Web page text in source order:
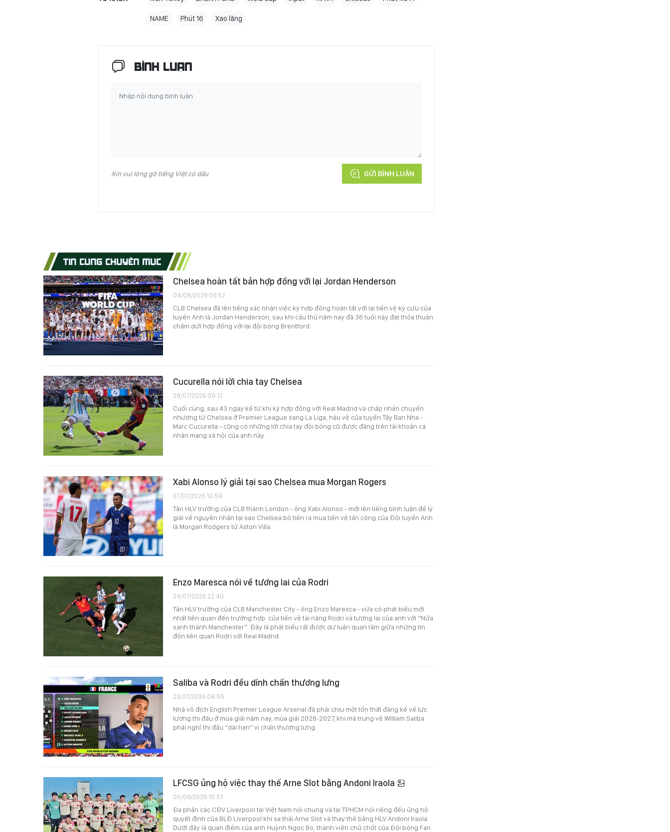
NAME Phút 16 Xao lãng
BÌNH LUẬN
Xin vui lòng gõ tiếng Việt có dấu GỬI BÌNH LUẬN
TIN CÙNG CHUYÊN MỤC
Chelsea hoàn tất bản hợp đồng với lại Jordan Henderson
04/08/2026 06:52
CLB Chelsea đã lên tiếng xác nhận việc ký hợp đồng hoàn tất với lại tiền vệ kỳ cựu của
tuyển Anh là Jordan Henderson, sau khi cầu thủ năm nay đã 36 tuổi này đạt thỏa thuận
chấm dứt hợp đồng với lại đội bóng Brentford.
Cucurella nói lời chia tay Chelsea
28/07/2026 09:12
Cuối cùng, sau 43 ngày kể từ khi ký hợp đồng với Real Madrid và chấp nhận chuyển
nhượng từ Chelsea ở Premier League sang La Liga, hậu vệ của tuyển Tây Ban Nha -
Marc Cucurella - cũng có những lời chia tay đội bóng cũ được đăng trên tài khoản cá
nhân mạng xã hội của anh này.
Xabi Alonso lý giải tại sao Chelsea mua Morgan Rogers
27/07/2026 10:59
Tân HLV trưởng của CLB thành London - ông Xabi Alonso - mới lên tiếng bình luận để lý
giải về nguyên nhân tại sao Chelsea bỏ tiền ra mua tiền vệ tấn công của Đội tuyển Anh
là Morgan Rodgers từ Aston Villa.
Enzo Maresca nói về tương lai của Rodri
24/07/2026 22:40
Tân HLV trưởng của CLB Manchester City - ông Enzo Maresca - vừa có phát biểu mới
nhất liên quan đến trường hợp của tiền vệ tài năng Rodri và tương lai của anh với “Nửa
xanh thành Manchester”. Đây là phát biểu rất được dư luận quan tâm giữa những tin
đồn liên quan Rodri với Real Madrid.
Saliba và Rodri đều dính chấn thương lưng
23/07/2026 08:50
Nhà vô địch English Premier League Arsenal đã phải chịu một tổn thất đáng kể về lực
lượng thi đấu ở mùa giải năm nay, mùa giải 2026-2027, khi mà trung vệ William Saliba
phải nghỉ thi đấu “dài hạn” vì chấn thương lưng.
LFCSG ủng hộ việc thay thế Arne Slot bằng Andoni Iraola
05/06/2026 15:51
Đa phần các CĐV Liverpool tại Việt Nam nói chung và tại TPHCM nói riêng đều ủng hộ
quyết định của BLĐ Liverpool khi sa thải Arne Slot và thay thế bằng HLV Andoni Iraola.
Dưới đây là quan điểm của anh Huỳnh Ngọc Bo, thành viên chủ chốt của Đội bóng Fan